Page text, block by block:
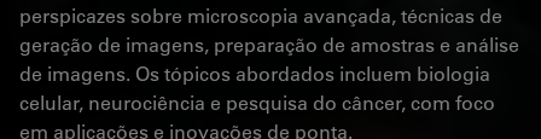
perspicazes sobre microscopia avançada, técnicas de
geração de imagens, preparação de amostras e análise
de imagens. Os tópicos abordados incluem biologia
celular, neurociência e pesquisa do câncer, com foco
em aplicações e inovações de ponta.